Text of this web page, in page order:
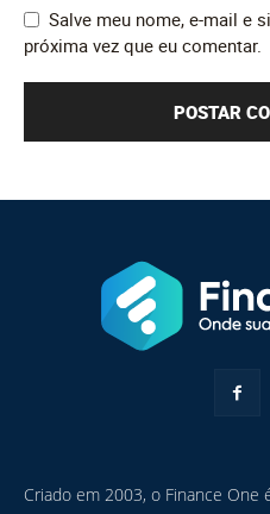
Salve meu nome, e-mail e
próxima vez que eu comentar.
Criado em 2003, o Finance One